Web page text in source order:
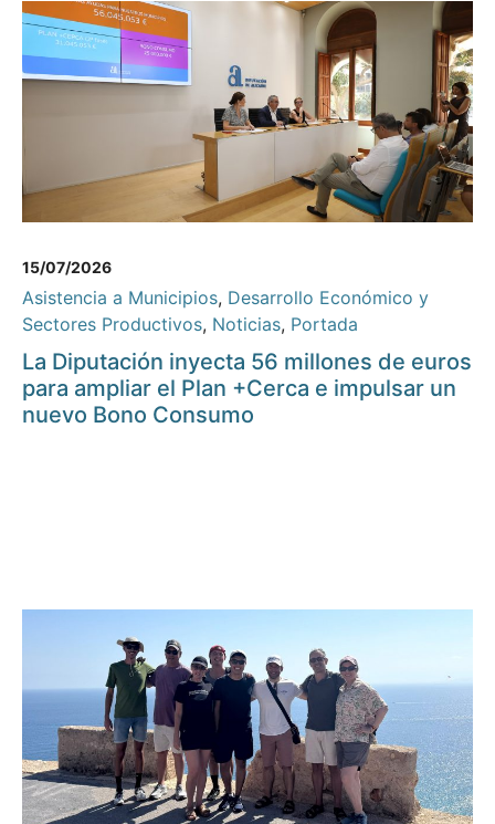
15/07/2026
Asistencia a Municipios, Desarrollo Económico y
Sectores Productivos, Noticias, Portada
La Diputación inyecta 56 millones de euros
para ampliar el Plan +Cerca e impulsar un
nuevo Bono Consumo